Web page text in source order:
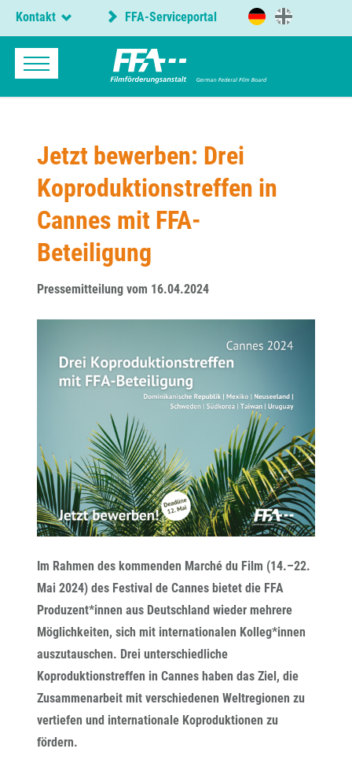
Kontakt FFA-Serviceportal
Jetzt bewerben: Drei
Koproduktionstreffen in
Cannes mit FFA-
Beteiligung
Pressemitteilung vom 16.04.2024
Im Rahmen des kommenden Marché du Film (14.–22.
Mai 2024) des Festival de Cannes bietet die FFA
Produzent*innen aus Deutschland wieder mehrere
Möglichkeiten, sich mit internationalen Kolleg*innen
auszutauschen. Drei unterschiedliche
Koproduktionstreffen in Cannes haben das Ziel, die
Zusammenarbeit mit verschiedenen Weltregionen zu
vertiefen und internationale Koproduktionen zu
fördern.